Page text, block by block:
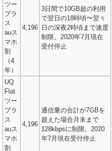
ツー
プラ
ス
auス
マホ
割
（4
年）
4,196
3日間で10GB超の利用
で翌日の18時頃〜翌々
日の深夜2時頃まで速度
制限。2020年7月現在
受付停止
UQ
Flat
ツー
プラ
ス
auス
マホ
割
4,196
通信量の合計が7GBを
超えた場合月末まで
128kbpsに制限。2020
年7月現在受付停止